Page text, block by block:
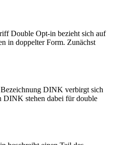
Double Opt-in bezieht sich auf
in doppelter Form. Zunächst
DINK verbirgt sich
DINK stehen dabei für double